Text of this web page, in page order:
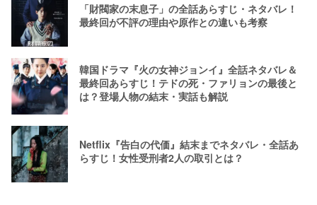
「財閥家の末息子」の全話あらすじ・ネタバレ！
最終回が不評の理由や原作との違いも考察
韓国ドラマ『火の女神ジョンイ』全話ネタバレ＆
最終回あらすじ！テドの死・ファリョンの最後と
は？登場人物の結末・実話も解説
Netflix『告白の代価』結末までネタバレ・全話あ
らすじ！女性受刑者2人の取引とは？